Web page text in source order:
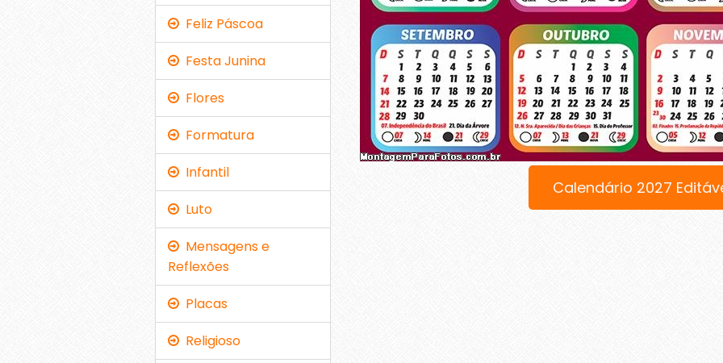
Calendário 2027
Feliz Páscoa
Festa Junina
Flores
Formatura
Infantil
Luto
Mensagens e
Reflexões
Placas
Religioso